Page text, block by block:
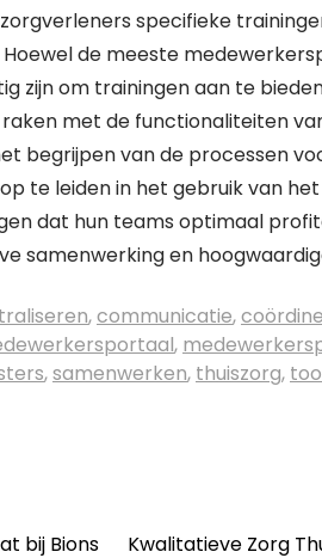
specifieke
de meeste
zijn om trainingen aan te
met de functionaliteiten
begrijpen van de processen
te leiden in het gebruik van
dat hun teams optimaal
samenwerking en
,communicatie,
,
,samenwerken, thuiszorg,
bij Bions Kwalitatieve Zorg